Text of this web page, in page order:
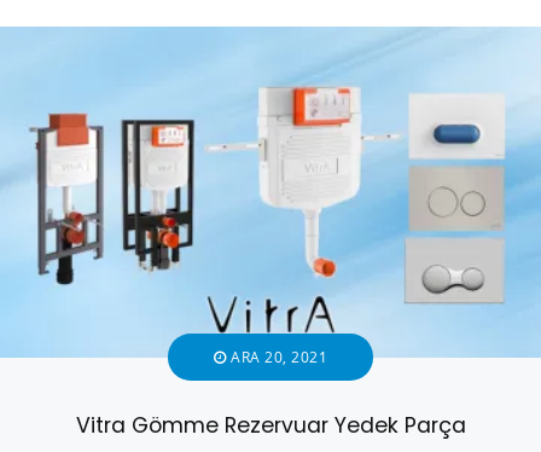
ARA 20, 2021
Vitra Gömme Rezervuar Yedek Parça